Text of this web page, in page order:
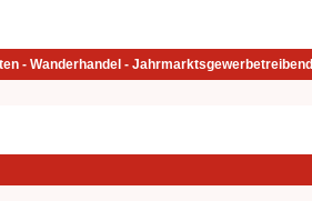
- Wanderhandel -